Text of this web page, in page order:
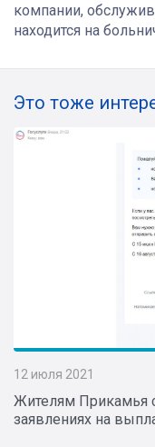
компании,
находится на
Это тоже
12 июля 2021
Жителям Прикамья
заявлениях на